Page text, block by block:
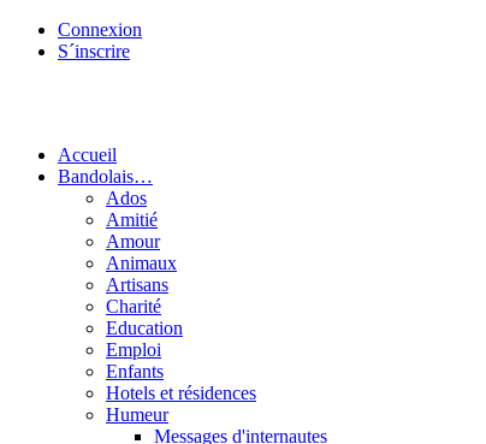
Connexion
S´inscrire
Accueil
Bandolais…
Ados
Amitié
Amour
Animaux
Artisans
Charité
Education
Emploi
Enfants
Hotels et résidences
Humeur
Messages d'internautes